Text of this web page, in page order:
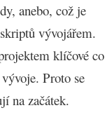
anebo, což je
vývojářem.
klíčové co
Proto se
na začátek.